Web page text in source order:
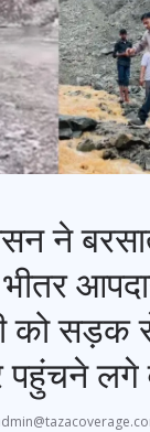
ने
को सड़क
लगे